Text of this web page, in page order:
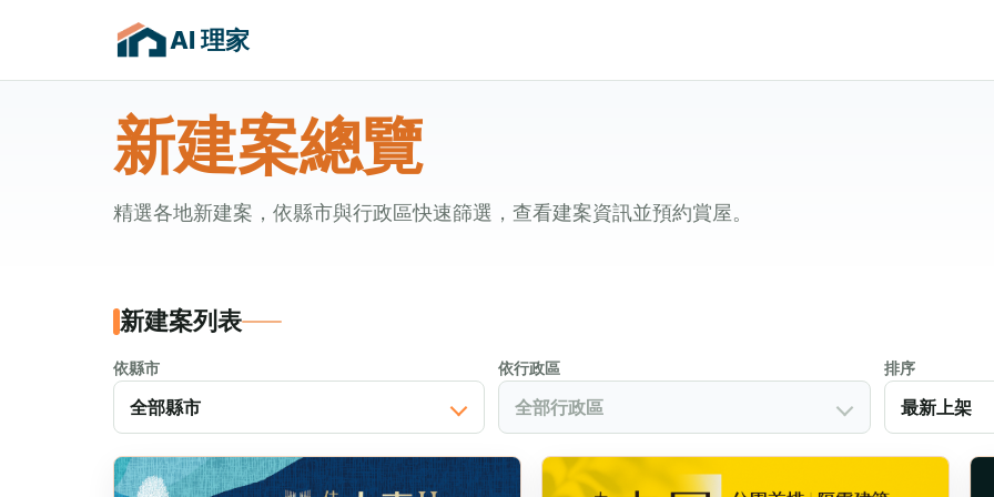
AI 理家
新建案總覽
精選各地新建案，依縣市與行政區快速篩選，查看建案資訊並預約賞屋。
新建案列表
依縣市
全部縣市
依行政區
全部行政區
排序
最新上架